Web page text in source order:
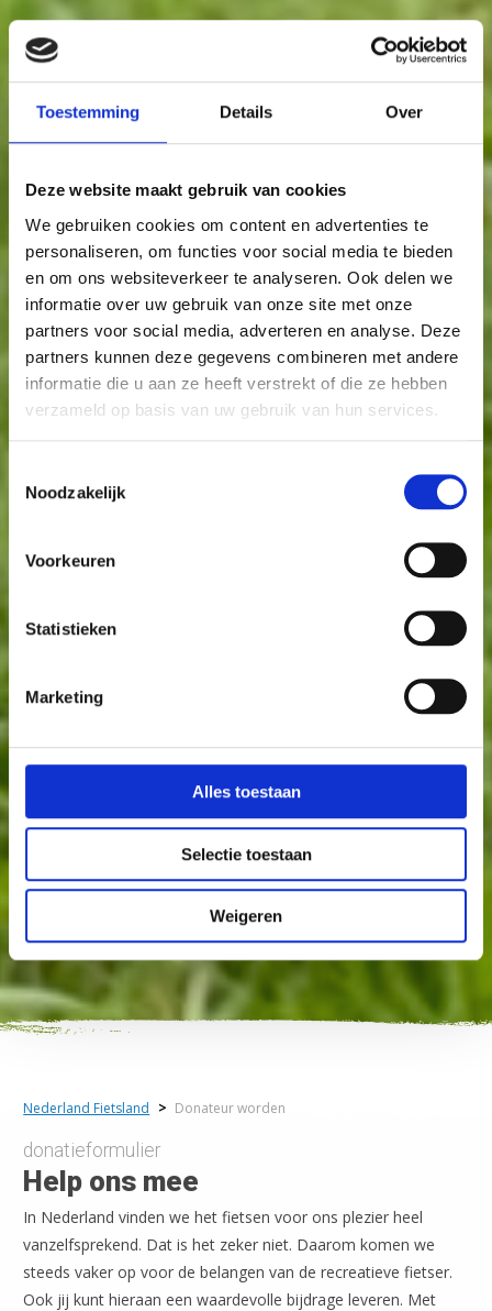
Toestemming Details Over
Deze website maakt gebruik van cookies
We gebruiken cookies om content en advertenties te
personaliseren, om functies voor social media te bieden
en om ons websiteverkeer te analyseren. Ook delen we
informatie over uw gebruik van onze site met onze
partners voor social media, adverteren en analyse. Deze
partners kunnen deze gegevens combineren met andere
informatie die u aan ze heeft verstrekt of die ze hebben
verzameld op basis van uw gebruik van hun services.
Noodzakelijk
Voorkeuren
Statistieken
Marketing
Alles toestaan
Selectie toestaan
Weigeren
Nederland Fietsland > Donateur worden
donatieformulier
Help ons mee
In Nederland vinden we het fietsen voor ons plezier heel
vanzelfsprekend. Dat is het zeker niet. Daarom komen we
steeds vaker op voor de belangen van de recreatieve fietser.
Ook jij kunt hieraan een waardevolle bijdrage leveren. Met